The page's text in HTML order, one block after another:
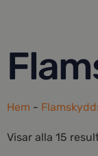
Hem -
Visar alla 15